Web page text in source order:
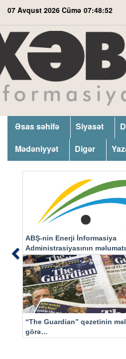
07 Avqust 2026 Cümə 07:48:53
Əsas səhifə Siyasət
Mədəniyyət
Digər
ABŞ-nin Enerji İnformasiya
Administrasiyasının məlumatı
əsasında…
“The Guardian” qəzetinin
görə…
Previous